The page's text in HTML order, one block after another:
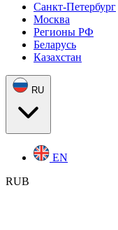
Санкт-Петербург
Москва
Регионы РФ
Беларусь
Казахстан
RU
EN
RUB